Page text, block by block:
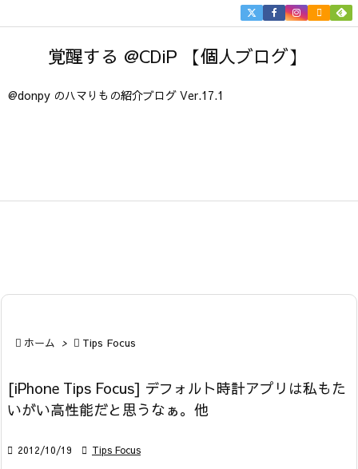
覚醒する @CDiP 【個人ブログ】
@donpy のハマりもの紹介ブログ Ver.17.1


 ホーム >  Tips Focus
[iPhone Tips Focus] デフォルト時計アプリは私もた
いがい高性能だと思うなぁ。他
 2012/10/19  Tips Focus